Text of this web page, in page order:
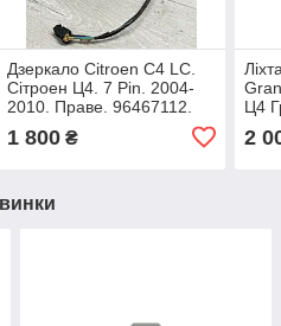
Дзеркало Cіtroen C4 LC.
Сітроен Ц4. 7 Pin. 2004-
2010. Праве. 96467112.
1 800₴
Ц4
2